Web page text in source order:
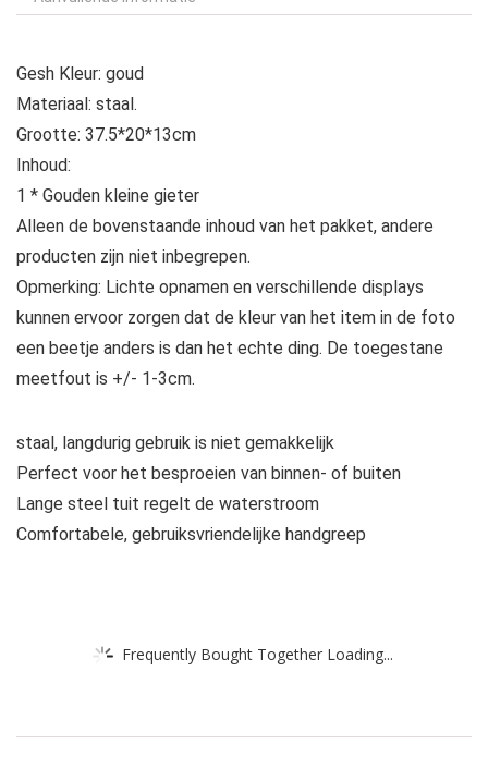
Gesh Kleur: goud
Materiaal: staal.
Grootte: 37.5*20*13cm
Inhoud:
1 * Gouden kleine gieter
Alleen de bovenstaande inhoud van het pakket, andere
producten zijn niet inbegrepen.
Opmerking: Lichte opnamen en verschillende displays
kunnen ervoor zorgen dat de kleur van het item in de foto
een beetje anders is dan het echte ding. De toegestane
meetfout is +/- 1-3cm.
staal, langdurig gebruik is niet gemakkelijk
Perfect voor het besproeien van binnen- of buiten
Lange steel tuit regelt de waterstroom
Comfortabele, gebruiksvriendelijke handgreep
Frequently Bought Together Loading...